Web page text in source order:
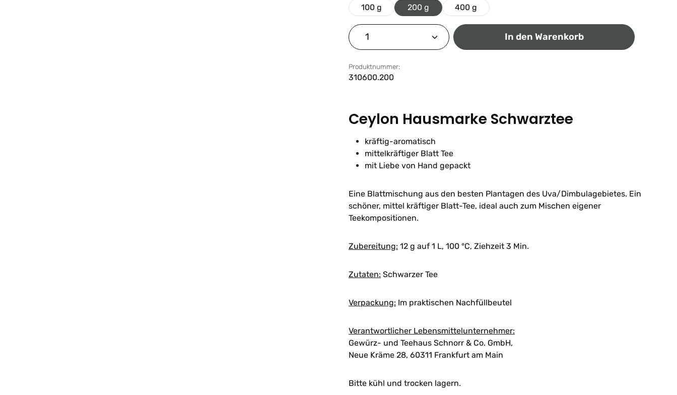
100 g
200 g 400 g
Produkt Anzahl: Gib den gewünschten Wert ein oder
In den Warenkorb
Produktnummer:
310600.200
Ceylon Hausmarke Schwarztee
kräftig-aromatisch
mittelkräftiger Blatt Tee
mit Liebe von Hand gepackt
Eine Blattmischung aus den besten Plantagen des Uva/Dimbulagebietes. Ein
schöner, mittel kräftiger Blatt-Tee, ideal auch zum Mischen eigener
Teekompositionen.
Zubereitung: 12 g auf 1 L, 100 °C, Ziehzeit 3 Min.
Zutaten: Schwarzer Tee
Verpackung: Im praktischen Nachfüllbeutel
Verantwortlicher Lebensmittelunternehmer:
Gewürz- und Teehaus Schnorr & Co. GmbH,
Neue Kräme 28, 60311 Frankfurt am Main
Bitte kühl und trocken lagern.